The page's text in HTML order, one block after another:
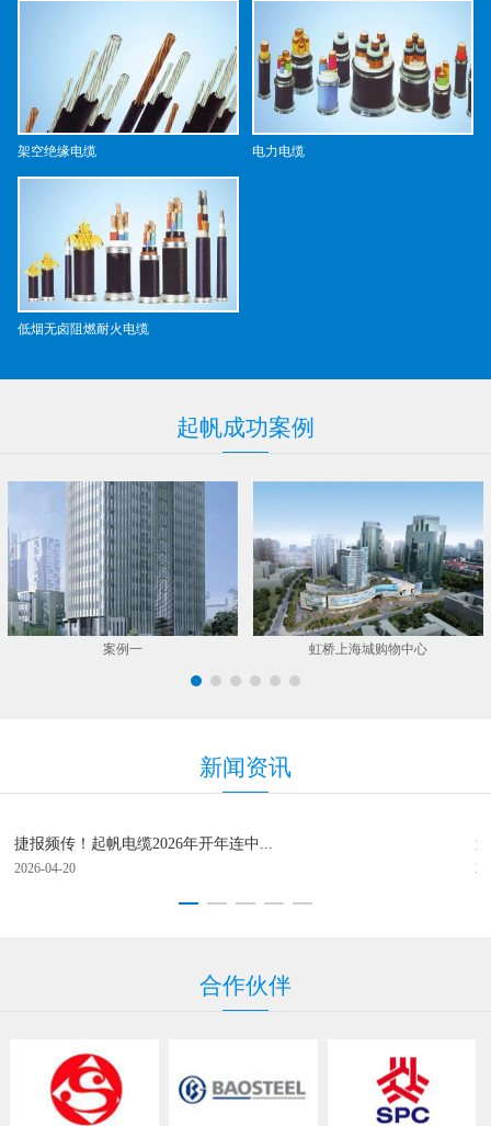
架空绝缘电缆 电力电缆
低烟无卤阻燃耐火电缆
起帆成功案例
案例一 虹桥上海城购物中心
新闻资讯
捷报频传！起帆电缆2026年开年连中...
2026-04-20
合作伙伴